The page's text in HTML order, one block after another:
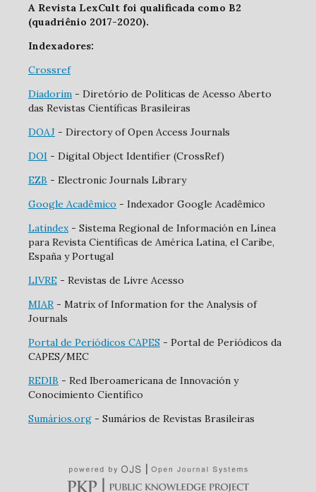
A Revista LexCult foi qualificada como B2
(quadriênio 2017-2020).
Indexadores:
Crossref
Diadorim - Diretório de Políticas de Acesso Aberto
das Revistas Científicas Brasileiras
DOAJ - Directory of Open Access Journals
DOI - Digital Object Identifier (CrossRef)
EZB - Electronic Journals Library
Google Acadêmico - Indexador Google Acadêmico
Latindex- Sistema Regional de Información en Línea
para Revista Científicas de América Latina, el Caribe,
España y Portugal
LIVRE - Revistas de Livre Acesso
MIAR - Matrix of Information for the Analysis of
Journals
Portal de Periódicos CAPES - Portal de Periódicos da
CAPES/MEC
REDIB - Red Iberoamericana de Innovación y
Conocimiento Científico
Sumários.org - Sumários de Revistas Brasileiras